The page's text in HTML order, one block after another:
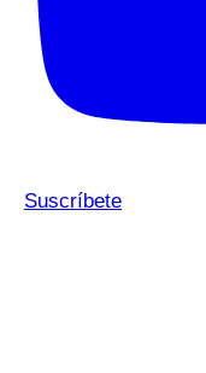
Suscríbete